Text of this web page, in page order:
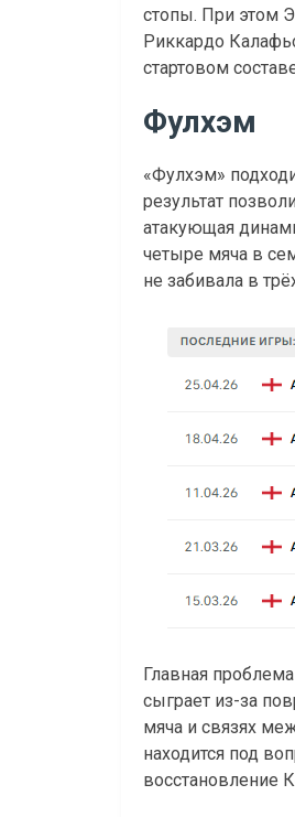
стопы. При этом
Риккардо
стартовом
Фулхэм
«Фулхэм»
результат
атакующая
четыре мяча в
не забивала в
Главная
сыграет из-за
мяча и связях
находится под
восстановление